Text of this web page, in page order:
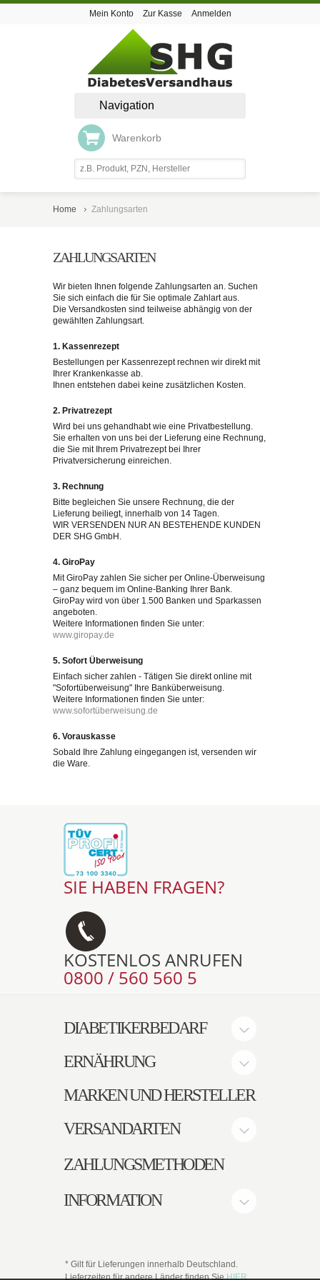
Mein Konto Zur Kasse Anmelden
Navigation
Warenkorb
Home Zahlungsarten
ZAHLUNGSARTEN
Wir bieten Ihnen folgende Zahlungsarten an. Suchen
Sie sich einfach die für Sie optimale Zahlart aus.
Die Versandkosten sind teilweise abhängig von der
gewählten Zahlungsart.
1. Kassenrezept
Bestellungen per Kassenrezept rechnen wir direkt mit
Ihrer Krankenkasse ab.
Ihnen entstehen dabei keine zusätzlichen Kosten.
2. Privatrezept
Wird bei uns gehandhabt wie eine Privatbestellung.
Sie erhalten von uns bei der Lieferung eine Rechnung,
die Sie mit Ihrem Privatrezept bei Ihrer
Privatversicherung einreichen.
3. Rechnung
Bitte begleichen Sie unsere Rechnung, die der
Lieferung beiliegt, innerhalb von 14 Tagen.
WIR VERSENDEN NUR AN BESTEHENDE KUNDEN
DER SHG GmbH.
4. GiroPay
Mit GiroPay zahlen Sie sicher per Online-Überweisung
– ganz bequem im Online-Banking Ihrer Bank.
GiroPay wird von über 1.500 Banken und Sparkassen
angeboten.
Weitere Informationen finden Sie unter:
www.giropay.de
5. Sofort Überweisung
Einfach sicher zahlen - Tätigen Sie direkt online mit
"Sofortüberweisung" Ihre Banküberweisung.
Weitere Informationen finden Sie unter:
www.sofortüberweisung.de
6. Vorauskasse
Sobald Ihre Zahlung eingegangen ist, versenden wir
die Ware.
SIE HABEN FRAGEN?
KOSTENLOS ANRUFEN
0800 / 560 560 5
DIABETIKERBEDARF
ERNÄHRUNG
MARKEN UND HERSTELLER
VERSANDARTEN
ZAHLUNGSMETHODEN
INFORMATION
* Gilt für Lieferungen innerhalb Deutschland.
Lieferzeiten für andere Länder finden SieHIER